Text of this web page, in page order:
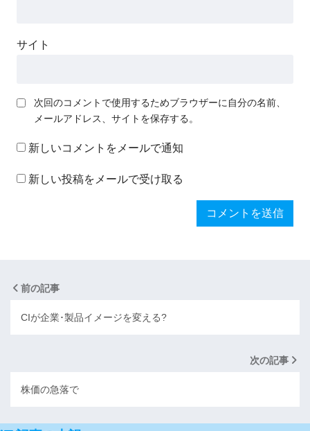
サイト
次回のコメントで使用するためブラウザーに自分の名前、
メールアドレス、サイトを保存する。
新しいコメントをメールで通知
新しい投稿をメールで受け取る
前の記事
CIが企業･製品イメージを変える?
次の記事
株価の急落で